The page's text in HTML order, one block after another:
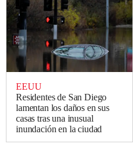
EEUU
Residentes de San Diego
lamentan los daños en sus
casas tras una inusual
inundación en la ciudad